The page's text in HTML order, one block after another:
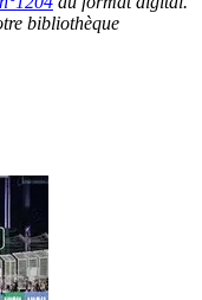
bibliothèque